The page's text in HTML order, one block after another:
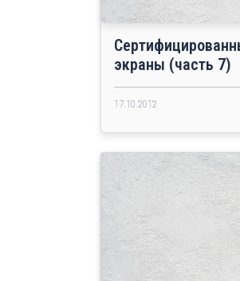
экраны (часть 7)
17.10.2012